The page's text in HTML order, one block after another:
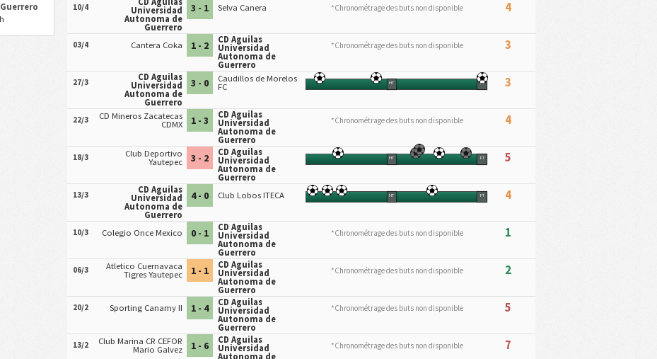
10/4
Universidad
Autonoma de
Guerrero
3 - 1 Selva Canera *Chronométrage des buts non disponible 4
03/4 Cantera Coka 1 - 2
CD Aguilas
Universidad
Autonoma de
Guerrero
*Chronométrage des buts non disponible 3
27/3
CD Aguilas
Universidad
Autonoma de
Guerrero
3 - 0
Caudillos de Morelos
FC
HT FT 3
22/3
CD Mineros Zacatecas
CDMX
1 - 3
CD Aguilas
Universidad
Autonoma de
Guerrero
*Chronométrage des buts non disponible 4
18/3
Club Deportivo
Yautepec
3 - 2
CD Aguilas
Universidad
Autonoma de
Guerrero
HT FT 5
13/3
CD Aguilas
Universidad
Autonoma de
Guerrero
4 - 0 Club Lobos ITECA HT FT 4
10/3 Colegio Once Mexico 0 - 1
CD Aguilas
Universidad
Autonoma de
Guerrero
*Chronométrage des buts non disponible 1
06/3
Atletico Cuernavaca
Tigres Yautepec
1 - 1
CD Aguilas
Universidad
Autonoma de
Guerrero
*Chronométrage des buts non disponible 2
20/2 Sporting Canamy II 1 - 4
CD Aguilas
Universidad
Autonoma de
Guerrero
*Chronométrage des buts non disponible 5
13/2
Club Marina CR CEFOR
Mario Galvez
1 - 6
CD Aguilas
Universidad
Autonoma de
*Chronométrage des buts non disponible 7